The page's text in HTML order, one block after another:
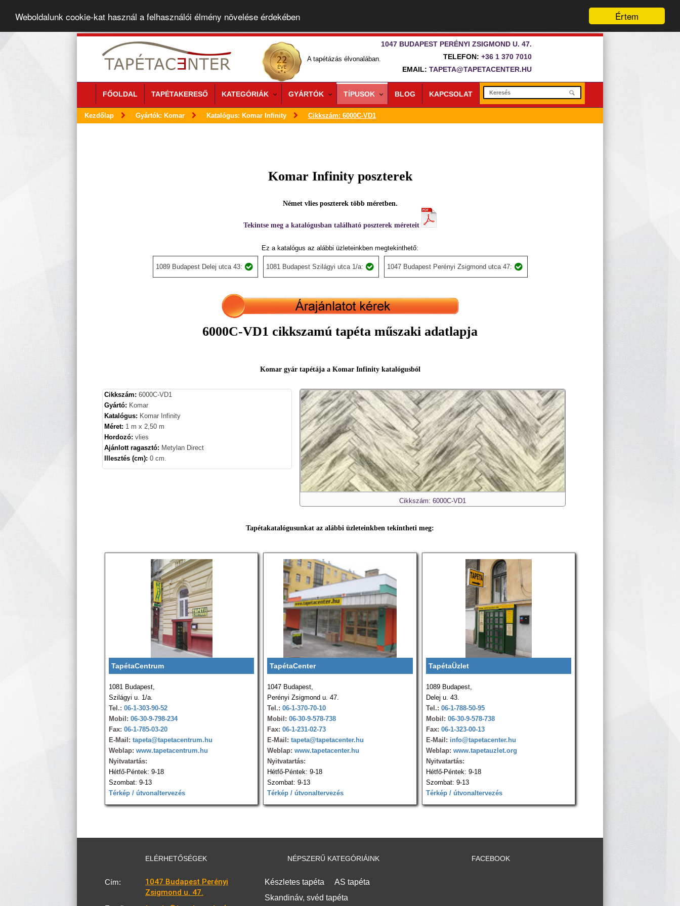
Értem
Weboldalunk cookie-kat használ a felhasználói élmény növelése érdekében
A tapétázás élvonalában.
1047 BUDAPEST PERÉNYI ZSIGMOND U. 47.
TELEFON: +36 1 370 7010
EMAIL: TAPETA@TAPETACENTER.HU
FŐOLDAL TAPÉTAKERESŐ KATEGÓRIÁK GYÁRTÓK TÍPUSOK BLOG KAPCSOLAT
Kezdőlap Gyártók: Komar Katalógus: Komar Infinity Cikkszám: 6000C-VD1
Komar Infinity poszterek
Német vlies poszterek több méretben.
Tekintse meg a katalógusban található poszterek méreteit
Ez a katalógus az alábbi üzleteinkben megtekinthető:
1089 Budapest Delej utca 43: 1081 Budapest Szilágyi utca 1/a: 1047 Budapest Perényi Zsigmond utca 47:
6000C-VD1 cikkszamú tapéta műszaki adatlapja
Komar gyár tapétája a Komar Infinity katalógusból
Cikkszám: 6000C-VD1
Gyártó: Komar
Katalógus: Komar Infinity
Méret: 1 m x 2,50 m
Hordozó: vlies
Ajánlott ragasztó: Metylan Direct
Illesztés (cm): 0 cm.
Cikkszám: 6000C-VD1
Tapétakatalógusunkat az alábbi üzleteinkben tekintheti meg:
TapétaCentrum
1081 Budapest,
Szilágyi u. 1/a.
Tel.: 06-1-303-90-52
Mobil: 06-30-9-798-234
Fax: 06-1-785-03-20
E-Mail: tapeta@tapetacentrum.hu
Weblap: www.tapetacentrum.hu
Nyitvatartás:
Hétfő-Péntek: 9-18
Szombat: 9-13
Térkép / útvonaltervezés
TapétaCenter
1047 Budapest,
Perényi Zsigmond u. 47.
Tel.: 06-1-370-70-10
Mobil: 06-30-9-578-738
Fax: 06-1-231-02-73
E-Mail: tapeta@tapetacenter.hu
Weblap: www.tapetacenter.hu
Nyitvatartás:
Hétfő-Péntek: 9-18
Szombat: 9-13
Térkép / útvonaltervezés
TapétaÜzlet
1089 Budapest,
Delej u. 43.
Tel.: 06-1-788-50-95
Mobil: 06-30-9-578-738
Fax: 06-1-323-00-13
E-Mail: info@tapetacenter.hu
Weblap: www.tapetauzlet.org
Nyitvatartás:
Hétfő-Péntek: 9-18
Szombat: 9-13
Térkép / útvonaltervezés
ELÉRHETŐSÉGEK
Cím:
1047 Budapest Perényi
Zsigmond u. 47.
NÉPSZERŰ KATEGÓRIÁINK
Készletes tapéta
AS tapéta
Skandináv, svéd tapéta
FACEBOOK